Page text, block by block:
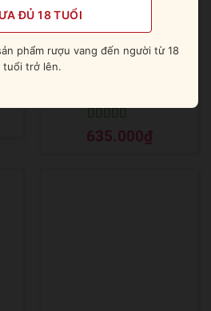
Rượu Mito No Kairakuen
Được xếp
hạng55 sao
635.000₫
ĐỦ 18 TUỔI
phẩm rượu vang đến người từ 18
tuổi trở lên.